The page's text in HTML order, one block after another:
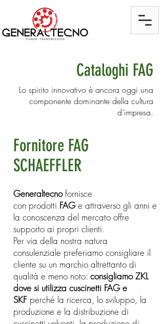
Cataloghi FAG
Lo spirito innovativo è ancora oggi una
componente dominante della cultura
d’impresa.
Fornitore FAG
SCHAEFFLER
Generaltecnofornisce
con prodotti FAG e attraverso gli anni e
la conoscenza del mercato offre
supporto ai propri clienti.
Per via della nostra natura
consulenziale preferiamo consigliare il
cliente su un marchio altrettanto di
qualità e meno noto: consigliamo ZKL
dove si utilizza cuscinetti FAG e
SKF perché la ricerca, lo sviluppo, la
produzione e la distribuzione di